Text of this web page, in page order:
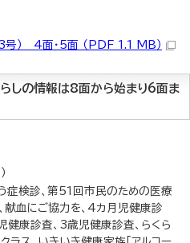
） 4面・5面 （PDF 1.1 MB）
しの情報は8面から始まり6面ま
う症検診、第51回市民のための医療
献血にご協力を、4カ月児健康診
健康診査、3歳児健康診査、らくら